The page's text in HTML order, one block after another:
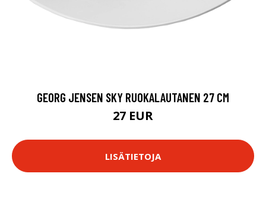
GEORG JENSEN SKY RUOKALAUTANEN 27 CM
27 EUR
LISÄTIETOJA